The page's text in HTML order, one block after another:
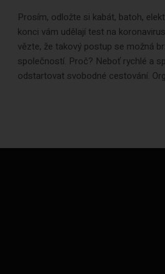
Prosím, odložte si kabát, batoh,
konci vám udělají test na
vězte, že takový postup se možná
společností. Proč? Neboť rychlé a
odstartovat svobodné cestování.